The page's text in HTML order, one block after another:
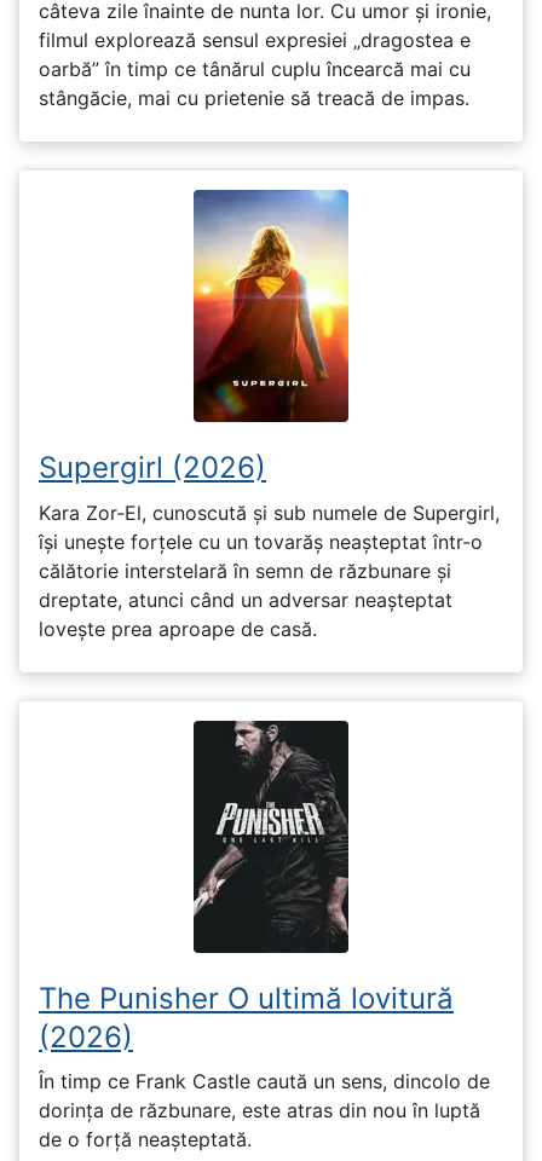
câteva zile înainte de nunta lor. Cu umor și ironie,
filmul explorează sensul expresiei „dragostea e
oarbă” în timp ce tânărul cuplu încearcă mai cu
stângăcie, mai cu prietenie să treacă de impas.
Supergirl (2026)
Kara Zor-El, cunoscută și sub numele de Supergirl,
își unește forțele cu un tovarăș neașteptat într-o
călătorie interstelară în semn de răzbunare și
dreptate, atunci când un adversar neașteptat
lovește prea aproape de casă.
The Punisher O ultimă lovitură
(2026)
În timp ce Frank Castle caută un sens, dincolo de
dorința de răzbunare, este atras din nou în luptă
de o forță neașteptată.